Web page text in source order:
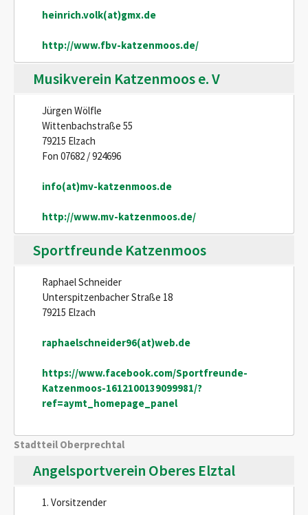
heinrich.volk(at)gmx.de
http://www.fbv-katzenmoos.de/
Musikverein Katzenmoos e. V
Jürgen Wölfle
Wittenbachstraße 55
79215 Elzach
Fon 07682 / 924696
info(at)mv-katzenmoos.de
http://www.mv-katzenmoos.de/
Sportfreunde Katzenmoos
Raphael Schneider
Unterspitzenbacher Straße 18
79215 Elzach
raphaelschneider96(at)web.de
https://www.facebook.com/Sportfreunde-
Katzenmoos-1612100139099981/?
ref=aymt_homepage_panel
Stadtteil Oberprechtal
Angelsportverein Oberes Elztal
1. Vorsitzender